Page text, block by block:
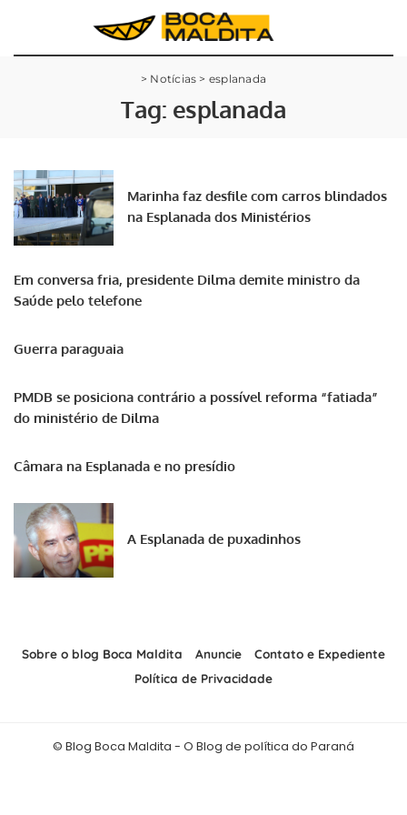
> Notícias > esplanada
Tag: esplanada
Marinha faz desfile com carros blindados
na Esplanada dos Ministérios
Em conversa fria, presidente Dilma demite ministro da
Saúde pelo telefone
Guerra paraguaia
PMDB se posiciona contrário a possível reforma “fatiada”
do ministério de Dilma
Câmara na Esplanada e no presídio
A Esplanada de puxadinhos
Sobre o blog Boca Maldita Anuncie
Contato e Expediente
Política de Privacidade
© Blog Boca Maldita - O Blog de política do Paraná